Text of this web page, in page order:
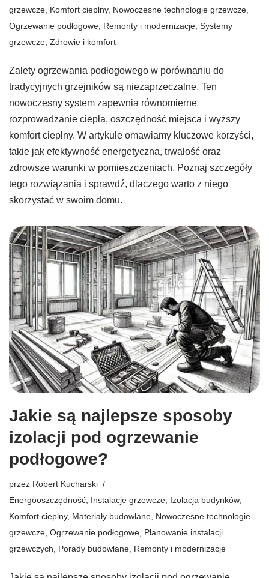
grzewcze Komfort cieplny, Nowoczesne technologie grzewcze
Ogrzewanie podłogowe Remonty i modernizacje Systemy
grzewcze Zdrowie i komfort
Zalety ogrzewania podłogowego w porównaniu do
tradycyjnych grzejników są niezaprzeczalne. Ten
nowoczesny system zapewnia równomierne
rozprowadzanie ciepła, oszczędność miejsca i wyższy
komfort cieplny. W artykule omawiamy kluczowe korzyści,
takie jak efektywność energetyczna, trwałość oraz
zdrowsze warunki w pomieszczeniach. Poznaj szczegóły
tego rozwiązania i sprawdź, dlaczego warto z niego
skorzystać w swoim domu.
Jakie są najlepsze sposoby
izolacji pod ogrzewanie
podłogowe?
przez Robert Kucharski
Energooszczędność, Instalacje grzewcze, Izolacja budynków,
Komfort cieplny, Materiały budowlane, Nowoczesne technologie
grzewcze, Ogrzewanie podłogowe, Planowanie instalacji
grzewczych, Porady budowlane, Remonty i modernizacje